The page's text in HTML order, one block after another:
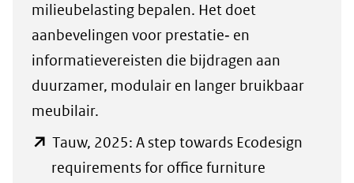
milieubelasting bepalen. Het doet
aanbevelingen voor prestatie‑ en
informatievereisten die bijdragen aan
duurzamer, modulair en langer bruikbaar
meubilair.
Tauw, 2025: A step towards Ecodesign
requirements for office furniture